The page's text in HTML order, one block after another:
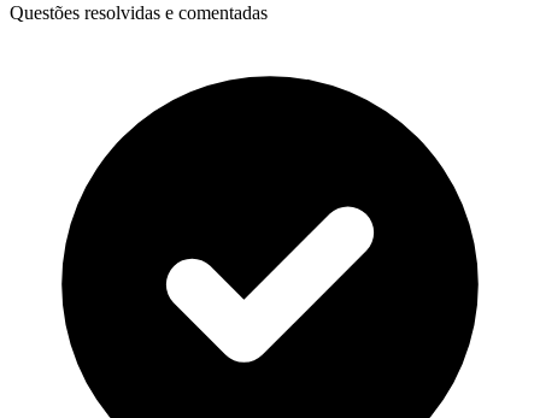
Questões resolvidas e comentadas